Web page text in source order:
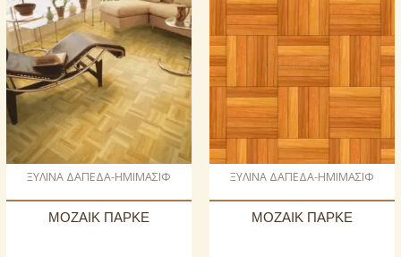
ΞΥΛΙΝΑ ΔΑΠΕΔΑ-ΗΜΙΜΑΣΙΦ
ΜΟΖΑΙΚ ΠΑΡΚΕ
ΞΥΛΙΝΑ ΔΑΠΕΔΑ-ΗΜΙΜΑΣΙΦ
ΜΟΖΑΙΚ ΠΑΡΚΕ